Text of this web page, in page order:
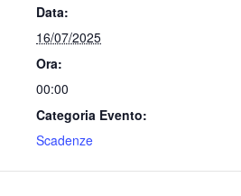
Data:
16/07/2025
Ora:
00:00
Categoria Evento:
Scadenze